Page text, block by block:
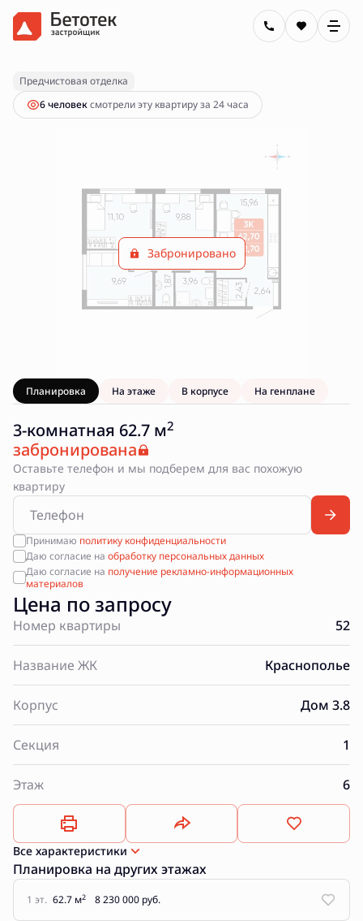
3-комнатная62.7 м Цена по запросу
Предчистовая отделка
6 человексмотрели эту квартиру за 24 часа
Забронировано
Планировка На этаже В корпусе На генплане
3-комнатная 62.7 м2
забронирована
Оставьте телефон и мы подберем для вас похожую
квартиру
Принимаю политику конфиденциальности
Даю согласие на обработку персональных данных
Даю согласие на получение рекламно-информационных
материалов
Цена по запросу
Номер квартиры 52
Название ЖК Краснополье
Корпус Дом 3.8
Секция 1
Этаж 6
Все характеристики
Планировка на других этажах
1 эт. 62.7 м2 8 230 000 руб.